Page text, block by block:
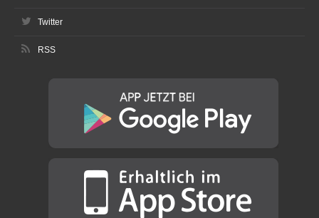
Twitter
RSS